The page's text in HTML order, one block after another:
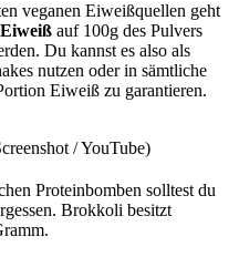
veganen Eiweißquellen geht
auf 100g des Pulvers
Du kannst es also als
nutzen oder in sämtliche
Eiweiß zu garantieren.
/ YouTube)
Proteinbomben solltest du
Brokkoli besitzt